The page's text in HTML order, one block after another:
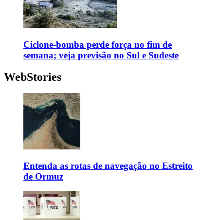
Ciclone-bomba perde força no fim de
semana; veja previsão no Sul e Sudeste
WebStories
Entenda as rotas de navegação no Estreito
de Ormuz